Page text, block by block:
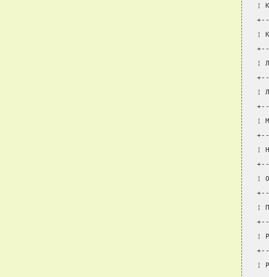
¦
¦
¦
¦
¦
¦
¦
¦
¦
¦